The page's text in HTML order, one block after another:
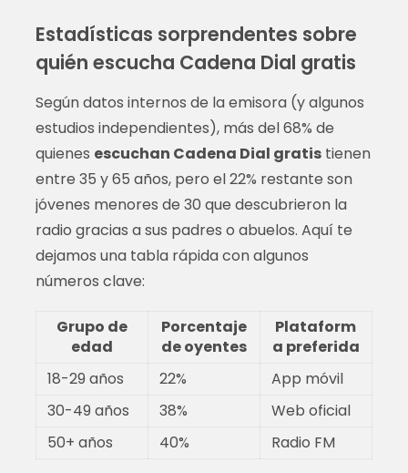
Estadísticas sorprendentes sobre
quién escucha Cadena Dial gratis
Según datos internos de la emisora (y algunos
estudios independientes), más del 68% de
quienes escuchan Cadena Dial gratistienen
entre 35 y 65 años, pero el 22% restante son
jóvenes menores de 30 que descubrieron la
radio gracias a sus padres o abuelos. Aquí te
dejamos una tabla rápida con algunos
números clave:
Grupo de
edad
Porcentaje
de oyentes
Plataform
a preferida
18-29 años
22%
App móvil
30-49 años
38%
Web oficial
50+ años
40% Radio FM